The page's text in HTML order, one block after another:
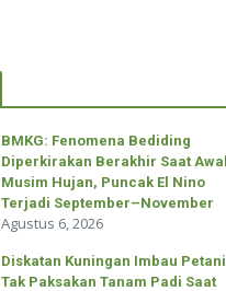
BMKG: Fenomena Bediding
Diperkirakan Berakhir Saat Awal
Musim Hujan, Puncak El Nino
Terjadi September–November
Agustus 6, 2026
Diskatan Kuningan Imbau Petani
Tak Paksakan Tanam Padi Saat